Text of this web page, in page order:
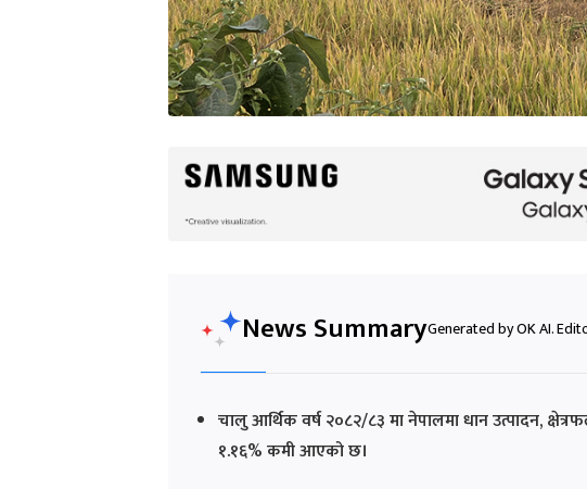
News SummaryGenerated by OK AI.
चालु आर्थिक वर्ष २०८२/८३ मा नेपालमा धान उत्पादन,
१.१६% कमी आएको छ।